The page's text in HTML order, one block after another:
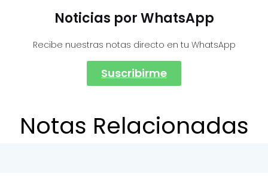
Noticias por WhatsApp
Recibe nuestras notas directo en tu WhatsApp
Suscribirme
Notas Relacionadas